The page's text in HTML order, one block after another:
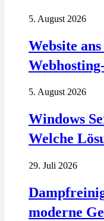
5. August 2026
Website
5. August 2026
Windows
Welche
29. Juli 2026
moderne